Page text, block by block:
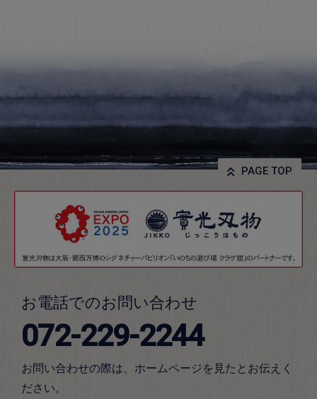
PAGE TOP
お電話でのお問い合わせ
072-229-2244
お問い合わせの際は、ホームページを見たとお伝えく
ださい。